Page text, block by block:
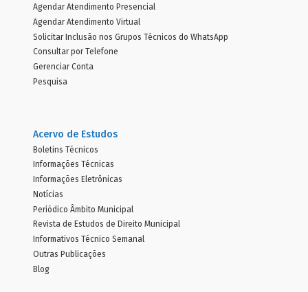
Agendar Atendimento Presencial
Agendar Atendimento Virtual
Solicitar Inclusão nos Grupos Técnicos do WhatsApp
Consultar por Telefone
Gerenciar Conta
Pesquisa
Acervo de Estudos
Boletins Técnicos
Informações Técnicas
Informações Eletrônicas
Notícias
Periódico Âmbito Municipal
Revista de Estudos de Direito Municipal
Informativos Técnico Semanal
Outras Publicações
Blog